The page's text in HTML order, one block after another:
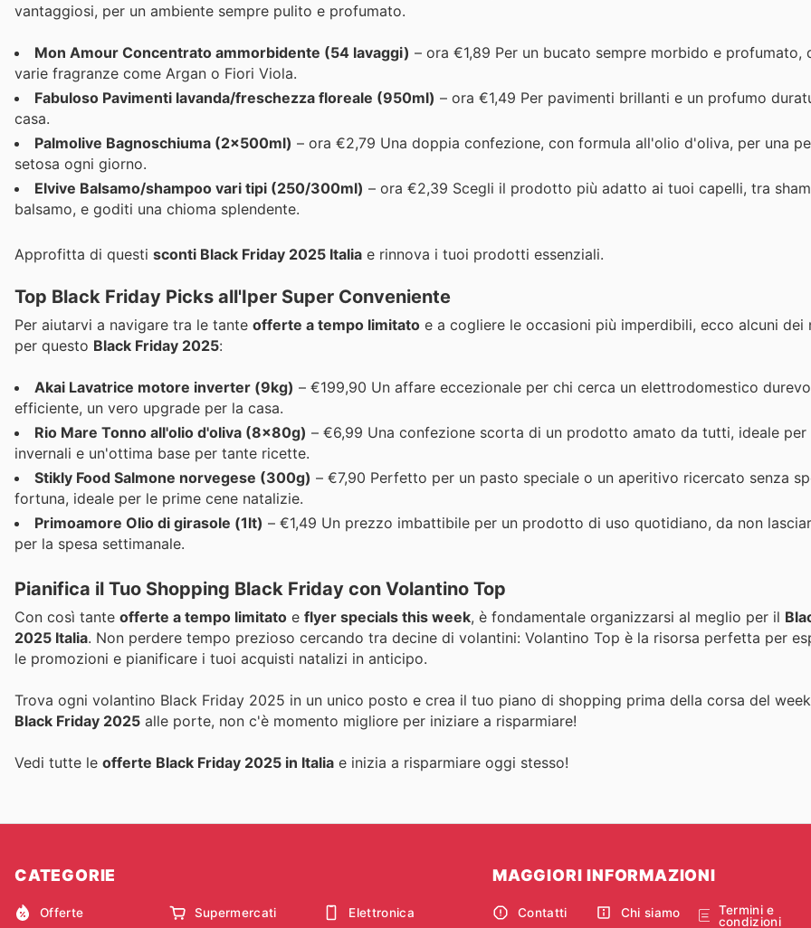
vantaggiosi, per un ambiente sempre pulito e profumato.
Mon Amour Concentrato ammorbidente (54 lavaggi) – ora €1,89 Per un bucato sempre morbido e profumato,
varie fragranze come Argan o Fiori Viola.
Fabuloso Pavimenti lavanda/freschezza floreale (950ml) – ora €1,49 Per pavimenti brillanti e un profumo
casa.
Palmolive Bagnoschiuma (2x500ml) – ora €2,79 Una doppia confezione, con formula all'olio d'oliva, per una
setosa ogni giorno.
Elvive Balsamo/shampoo vari tipi (250/300ml) – ora €2,39 Scegli il prodotto più adatto ai tuoi capelli, tra
balsamo, e goditi una chioma splendente.
Approfitta di questi sconti Black Friday 2025 Italia e rinnova i tuoi prodotti essenziali.
Top Black Friday Picks all'Iper Super Conveniente
Per aiutarvi a navigare tra le tante offerte a tempo limitato e a cogliere le occasioni più imperdibili, ecco alcuni
per questo Black Friday 2025:
Akai Lavatrice motore inverter (9kg) – €199,90 Un affare eccezionale per chi cerca un elettrodomestico
efficiente, un vero upgrade per la casa.
Rio Mare Tonno all'olio d'oliva (8x80g) – €6,99 Una confezione scorta di un prodotto amato da tutti, ideale
invernali e un'ottima base per tante ricette.
Stikly Food Salmone norvegese (300g) – €7,90 Perfetto per un pasto speciale o un aperitivo ricercato senza
fortuna, ideale per le prime cene natalizie.
Primoamore Olio di girasole (1lt) – €1,49 Un prezzo imbattibile per un prodotto di uso quotidiano, da non
per la spesa settimanale.
Pianifica il Tuo Shopping Black Friday con Volantino Top
Con così tante offerte a tempo limitato e flyer specials this week, è fondamentale organizzarsi al meglio per il
2025 Italia. Non perdere tempo prezioso cercando tra decine di volantini: Volantino Top è la risorsa perfetta per
le promozioni e pianificare i tuoi acquisti natalizi in anticipo.
Trova ogni volantino Black Friday 2025 in un unico posto e crea il tuo piano di shopping prima della corsa del
Black Friday 2025 alle porte, non c'è momento migliore per iniziare a risparmiare!
Vedi tutte le offerte Black Friday 2025 in Italia e inizia a risparmiare oggi stesso!
CATEGORIE
Offerte Supermercati Elettronica
MAGGIORI INFORMAZIONI
Contatti Chi siamo
Termini e
condizioni